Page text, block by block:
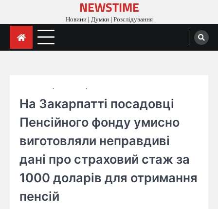
content
NEWSTIME
Новини | Думки | Розслідування
На Закарпатті посадовці
Пенсійного фонду умисно
виготовляли неправдиві
дані про страховий стаж за
1000 доларів для отримання
пенсій